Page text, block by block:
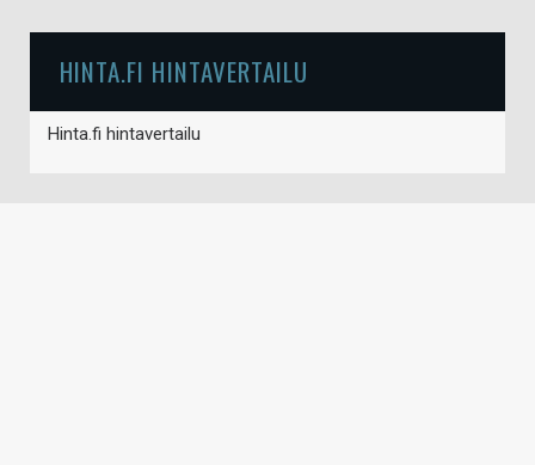
HINTA.FI HINTAVERTAILU
Hinta.fi hintavertailu